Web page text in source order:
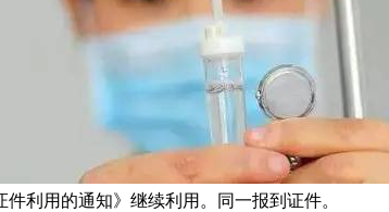
利用的通知》继续利用。同一报到证件。